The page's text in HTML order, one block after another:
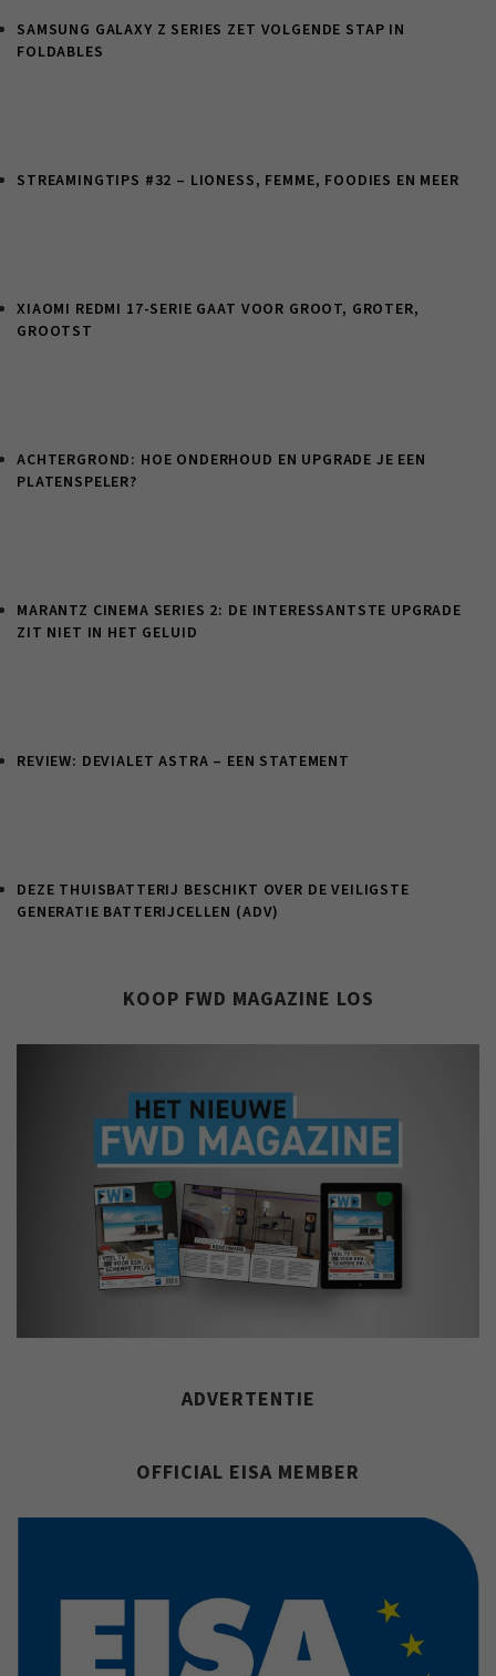
SAMSUNG GALAXY Z SERIES ZET VOLGENDE STAP IN
FOLDABLES
STREAMINGTIPS #32 – LIONESS, FEMME, FOODIES EN MEER
XIAOMI REDMI 17-SERIE GAAT VOOR GROOT, GROTER,
GROOTST
ACHTERGROND: HOE ONDERHOUD EN UPGRADE JE EEN
PLATENSPELER?
MARANTZ CINEMA SERIES 2: DE INTERESSANTSTE UPGRADE
ZIT NIET IN HET GELUID
REVIEW: DEVIALET ASTRA – EEN STATEMENT
DEZE THUISBATTERIJ BESCHIKT OVER DE VEILIGSTE
GENERATIE BATTERIJCELLEN (ADV)
KOOP FWD MAGAZINE LOS
ADVERTENTIE
OFFICIAL EISA MEMBER